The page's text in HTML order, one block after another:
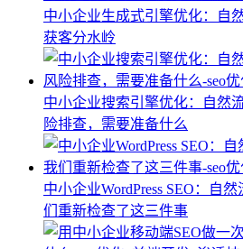
中小企业生成式引擎优化：自
获客分水岭
中小企业搜索引擎优化：自然
险排查，需要准备什么
中小企业WordPress SEO：自
们重新检查了这三件事